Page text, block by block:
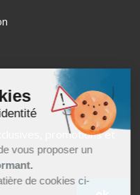
promotions et
vous proposer un
de cookies ci-